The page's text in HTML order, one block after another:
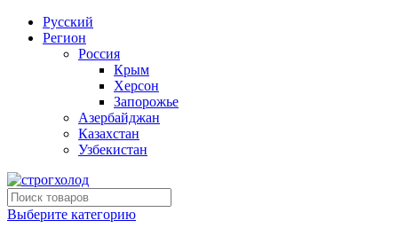
Русский
Регион
Россия
Крым
Херсон
Запорожье
Азербайджан
Казахстан
Узбекистан
Выберите категорию